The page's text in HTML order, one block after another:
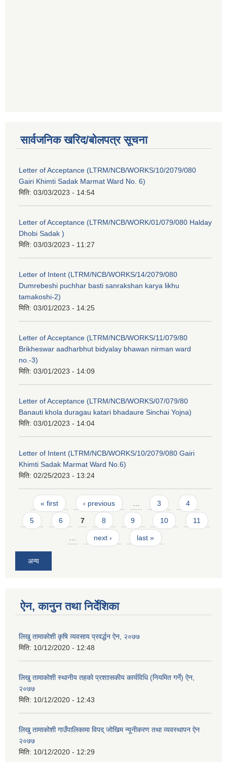
सार्वजनिक खरिद/बोलपत्र सूचना
Letter of Acceptance (LTRM/NCB/WORKS/10/2079/080
Gairi Khimti Sadak Marmat Ward No. 6)
मिति: 03/03/2023 - 14:54
Letter of Acceptance (LTRM/NCB/WORK/01/079/080 Halday
Dhobi Sadak )
मिति: 03/03/2023 - 11:27
Letter of Intent (LTRM/NCB/WORKS/14/2079/080
Dumrebeshi puchhar basti sanrakshan karya likhu
tamakoshi-2)
मिति: 03/01/2023 - 14:25
Letter of Acceptance (LTRM/NCB/WORKS/11/079/80
Brikheswar aadharbhut bidyalay bhawan nirman ward
no.-3)
मिति: 03/01/2023 - 14:09
Letter of Acceptance (LTRM/NCB/WORKS/07/079/80
Banauti khola duragau katari bhadaure Sinchai Yojna)
मिति: 03/01/2023 - 14:04
Letter of Intent (LTRM/NCB/WORKS/10/2079/080 Gairi
Khimti Sadak Marmat Ward No.6)
मिति: 02/25/2023 - 13:24
Pages
« first ‹ previous 3 4
5 6 7 8 9 10 11
next › last »
अन्य
ऐन, कानुन तथा निर्देशिका
लिखु तामाकोशी कृषि व्यवसाय प्रवर्द्धन ऐन, २०७७
मिति: 10/12/2020 - 12:48
लिखु तामाकोशी स्थानीय तहको प्रशाासकीय कार्यविधि (नियमित गर्ने) ऐन,
२०७७
मिति: 10/12/2020 - 12:43
लिखु तामाकोशी गाउँपालिकामा विपद् जोखिम न्यूनीकरण तथा व्यवस्थापन ऐन
२०७७
मिति: 10/12/2020 - 12:29